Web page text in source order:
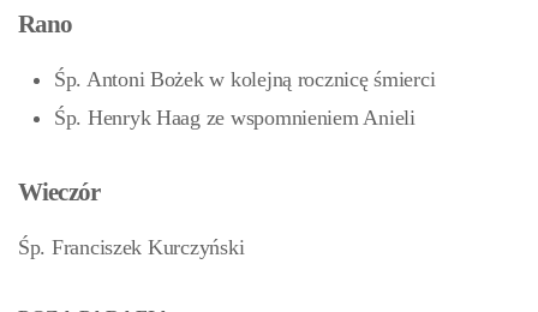
Rano
Śp. Antoni Bożek w kolejną rocznicę śmierci
Śp. Henryk Haag ze wspomnieniem Anieli
Wieczór
Śp. Franciszek Kurczyński